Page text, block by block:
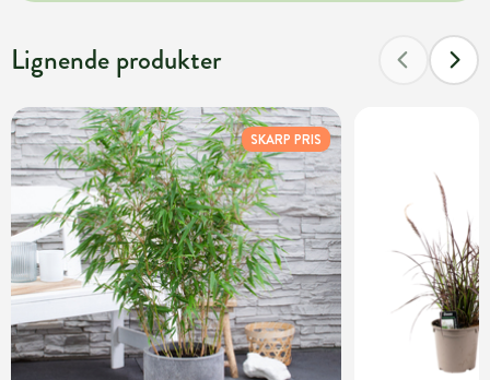
Lignende produkter
SKARP PRIS